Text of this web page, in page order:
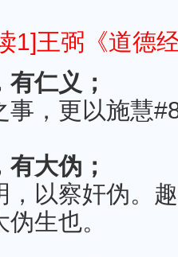
1]王弼《道德
仁义；
事，更以施慧
大伪；
，以察奸伪。
生也。